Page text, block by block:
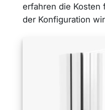
erfahren die Kosten
der Konfiguration